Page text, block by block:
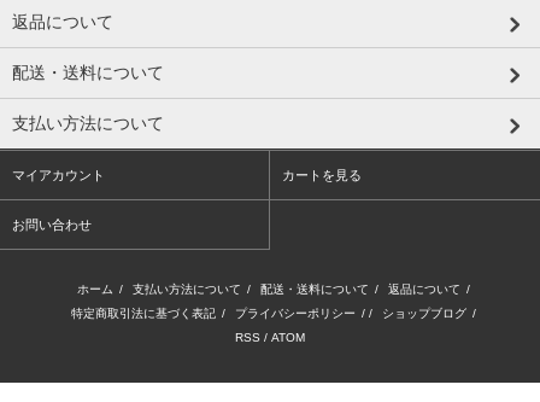
返品について
配送・送料について
支払い方法について
マイアカウント カートを見る
お問い合わせ
ホーム / 支払い方法について / 配送・送料について / 返品について /
特定商取引法に基づく表記 / プライバシーポリシー / / ショップブログ /
RSS / ATOM